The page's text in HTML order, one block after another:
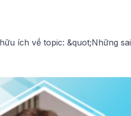
ích về topic: &quot;Những sai